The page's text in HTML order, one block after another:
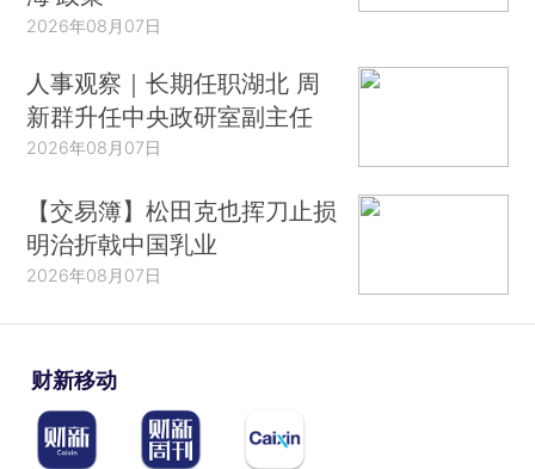
2026年08月07日
人事观察｜长期任职湖北 周
新群升任中央政研室副主任
2026年08月07日
【交易簿】松田克也挥刀止损
明治折戟中国乳业
2026年08月07日
财新移动